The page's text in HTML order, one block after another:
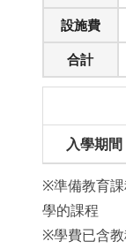
設施費
合計
入學期間
※準備教育
學的課程
※學費已含